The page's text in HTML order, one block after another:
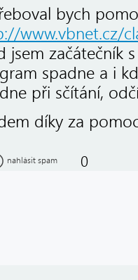
bych
www.vbnet.cz/
jsem začátečník
spadne a i
při sčítání,
díky za
nahlásit spam 0